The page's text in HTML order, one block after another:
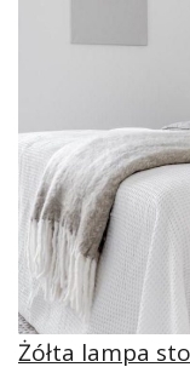
Żółta lampa